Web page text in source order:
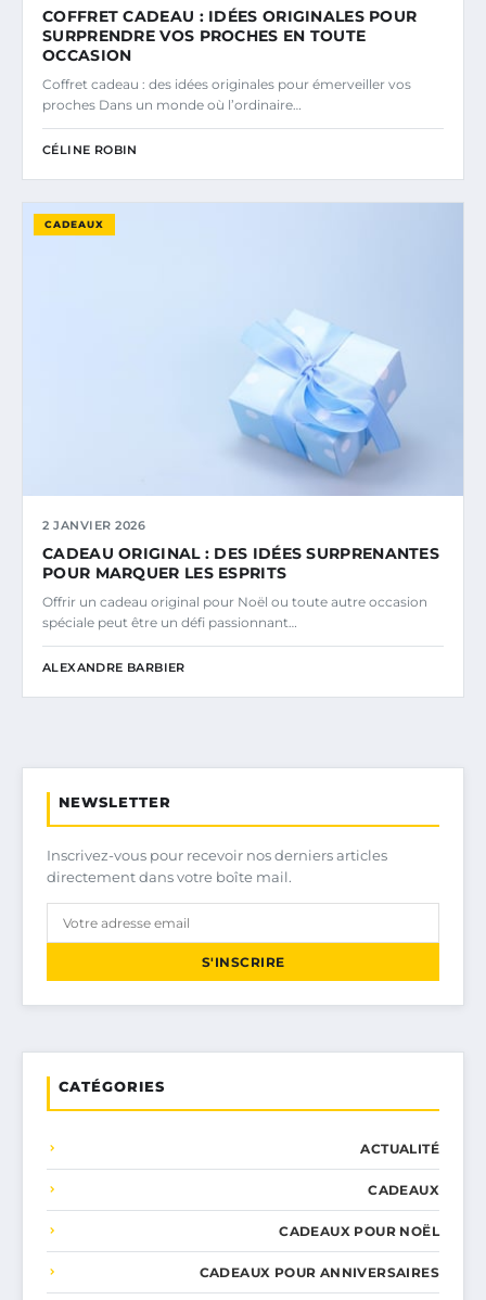
COFFRET CADEAU : IDÉES ORIGINALES POUR
SURPRENDRE VOS PROCHES EN TOUTE
OCCASION
Coffret cadeau : des idées originales pour émerveiller vos
proches Dans un monde où l’ordinaire…
CÉLINE ROBIN
CADEAUX
2 JANVIER 2026
CADEAU ORIGINAL : DES IDÉES SURPRENANTES
POUR MARQUER LES ESPRITS
Offrir un cadeau original pour Noël ou toute autre occasion
spéciale peut être un défi passionnant…
ALEXANDRE BARBIER
NEWSLETTER
Inscrivez-vous pour recevoir nos derniers articles
directement dans votre boîte mail.
S'INSCRIRE
CATÉGORIES
ACTUALITÉ
CADEAUX
CADEAUX POUR NOËL
CADEAUX POUR ANNIVERSAIRES